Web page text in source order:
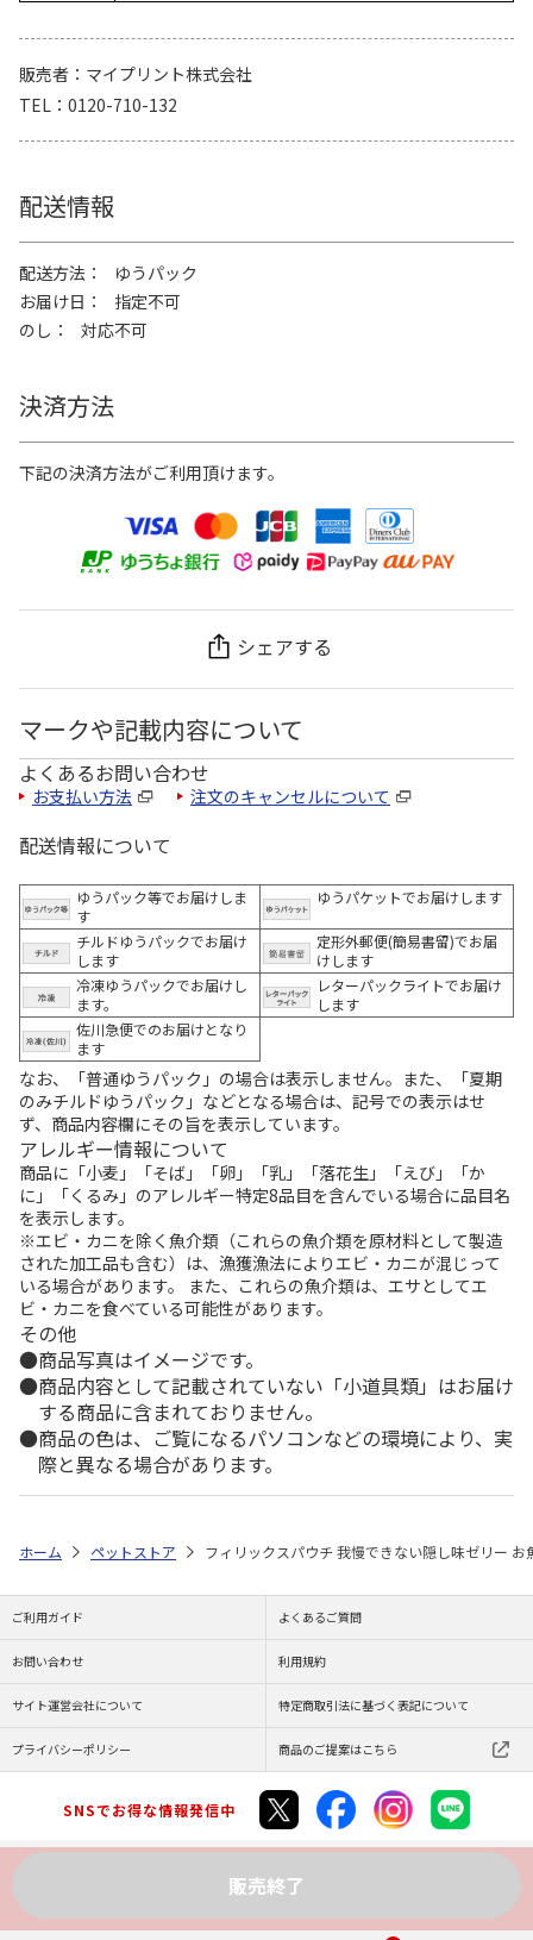
販売者
マイプリント株式会社
TEL
0120-710-132
配送情報
配送方法
ゆうパック
お届け日
指定不可
のし
対応不可
決済方法
下記の決済方法がご利用頂けます。
シェアする
マークや記載内容について
よくあるお問い合わせ
お支払い方法 注文のキャンセルについて
配送情報について
ゆうパック等でお届けしま
す
ゆうパケットでお届けします
チルドゆうパックでお届け
します
定形外郵便(簡易書留)でお届
けします
冷凍ゆうパックでお届けし
ます。
レターパックライトでお届け
します
佐川急便でのお届けとなり
ます
なお、「普通ゆうパック」の場合は表示しません。また、「夏期
のみチルドゆうパック」などとなる場合は、記号での表示はせ
ず、商品内容欄にその旨を表示しています。
アレルギー情報について
商品に「小麦」「そば」「卵」「乳」「落花生」「えび」「か
に」「くるみ」のアレルギー特定8品目を含んでいる場合に品目名
を表示します。
※エビ・カニを除く魚介類（これらの魚介類を原材料として製造
された加工品も含む）は、漁獲漁法によりエビ・カニが混じって
いる場合があります。 また、これらの魚介類は、エサとしてエ
ビ・カニを食べている可能性があります。
その他
商品写真はイメージです。
商品内容として記載されていない「小道具類」はお届け
する商品に含まれておりません。
商品の色は、ご覧になるパソコンなどの環境により、実
際と異なる場合があります。
販売終了
ホーム ペットストア フィリックスパウチ 我慢できない隠し味ゼリー
ご利用ガイド よくあるご質問
お問い合わせ 利用規約
サイト運営会社について 特定商取引法に基づく表記について
プライバシーポリシー 商品のご提案はこちら
SNSでお得な情報発信中